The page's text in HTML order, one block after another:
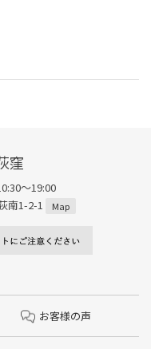
窪
～19:00
南1-2-1
Map
お客様の声